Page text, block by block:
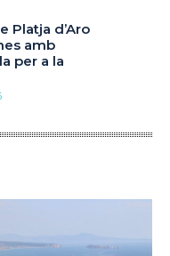
Platja d’Aro
amb
per a la